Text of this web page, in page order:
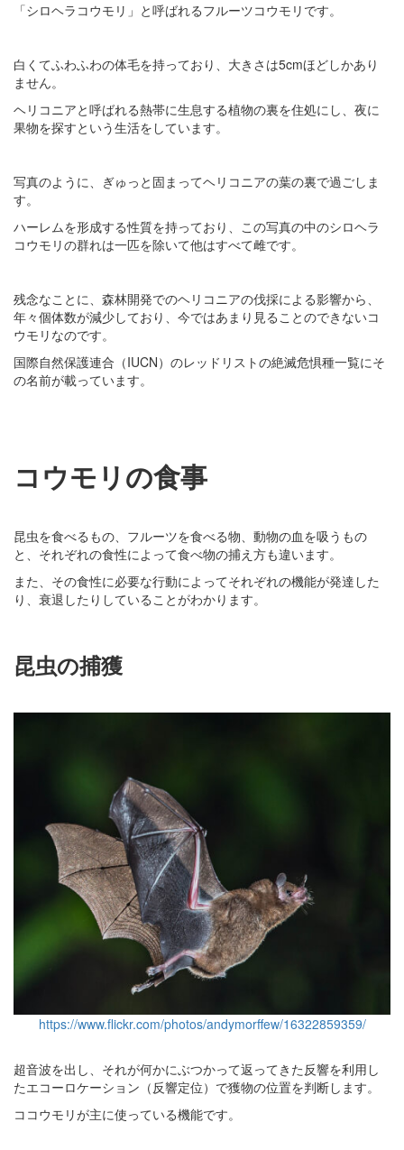
「シロヘラコウモリ」と呼ばれるフルーツコウモリです。
白くてふわふわの体毛を持っており、大きさは5cmほどしかあり
ません。
ヘリコニアと呼ばれる熱帯に生息する植物の裏を住処にし、夜に
果物を探すという生活をしています。
写真のように、ぎゅっと固まってヘリコニアの葉の裏で過ごしま
す。
ハーレムを形成する性質を持っており、この写真の中のシロヘラ
コウモリの群れは一匹を除いて他はすべて雌です。
残念なことに、森林開発でのヘリコニアの伐採による影響から、
年々個体数が減少しており、今ではあまり見ることのできないコ
ウモリなのです。
国際自然保護連合（IUCN）のレッドリストの絶滅危惧種一覧にそ
の名前が載っています。
コウモリの食事
昆虫を食べるもの、フルーツを食べる物、動物の血を吸うもの
と、それぞれの食性によって食べ物の捕え方も違います。
また、その食性に必要な行動によってそれぞれの機能が発達した
り、衰退したりしていることがわかります。
昆虫の捕獲
https://www.flickr.com/photos/andymorffew/16322859359/
超音波を出し、それが何かにぶつかって返ってきた反響を利用し
たエコーロケーション（反響定位）で獲物の位置を判断します。
ココウモリが主に使っている機能です。